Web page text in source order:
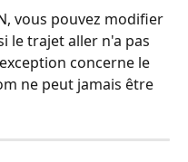
vous pouvez modifier
le trajet aller n'a pas
concerne le
ne peut jamais être